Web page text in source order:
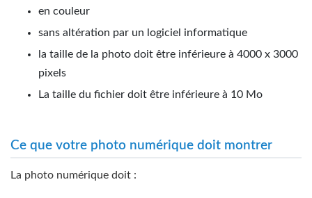
en couleur
sans altération par un logiciel informatique
la taille de la photo doit être inférieure à 4000 x 3000
pixels
La taille du fichier doit être inférieure à 10 Mo
Ce que votre photo numérique doit montrer
La photo numérique doit :